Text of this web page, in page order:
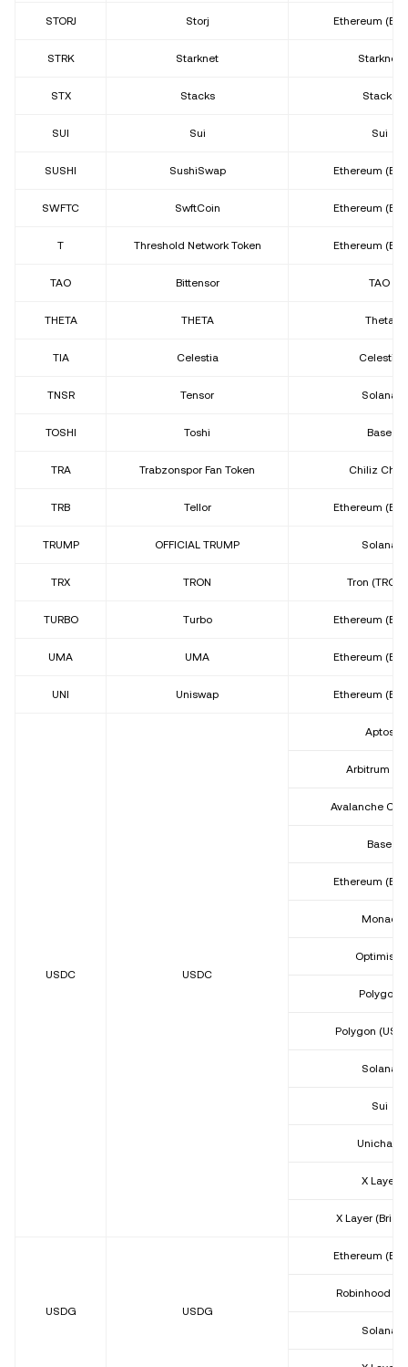
STORJ Storj Ethereum
STRK Starknet Starknet
STX Stacks Stacks
SUI Sui Sui
SUSHI SushiSwap Ethereum
SWFTC SwftCoin Ethereum
T Threshold Network Token Ethereum
TAO Bittensor TAO
THETA THETA Theta
TIA Celestia Celestia
TNSR Tensor Solana
TOSHI Toshi Base
TRA Trabzonspor Fan Token Chiliz
TRB Tellor Ethereum
TRUMP OFFICIAL TRUMP Solana
TRX TRON Tron
TURBO Turbo Ethereum
UMA UMA Ethereum
UNI Uniswap Ethereum
USDC USDC
Aptos
Arbitrum
Avalanche C-
Base
Ethereum
Monad
Optimism
Polygon
Polygon
Solana
Sui
Unichain
X Layer
X Layer
USDG USDG
Ethereum
Robinhood
Solana